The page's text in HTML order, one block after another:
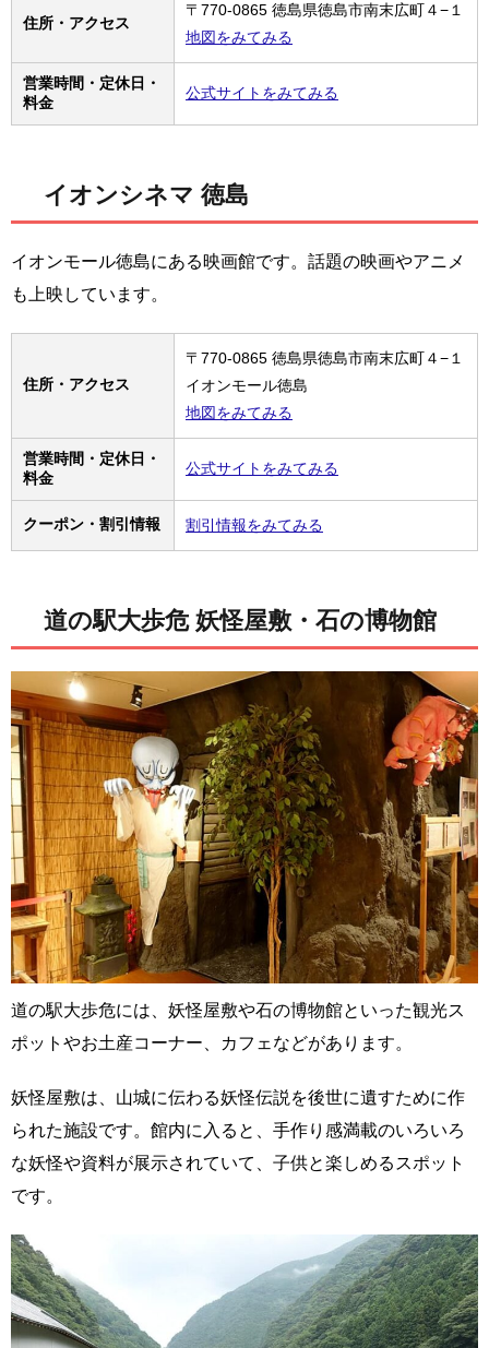
住所・アクセス
〒770-0865 徳島県徳島市南末広町４−１
地図をみてみる
営業時間・定休日・
料金
公式サイトをみてみる
イオンシネマ 徳島
イオンモール徳島にある映画館です。話題の映画やアニメ
も上映しています。
住所・アクセス
〒770-0865 徳島県徳島市南末広町４−１
イオンモール徳島
地図をみてみる
営業時間・定休日・
料金
公式サイトをみてみる
クーポン・割引情報 割引情報をみてみる
道の駅大歩危 妖怪屋敷・石の博物館
道の駅大歩危には、妖怪屋敷や石の博物館といった観光ス
ポットやお土産コーナー、カフェなどがあります。
妖怪屋敷は、山城に伝わる妖怪伝説を後世に遺すために作
られた施設です。館内に入ると、手作り感満載のいろいろ
な妖怪や資料が展示されていて、子供と楽しめるスポット
です。